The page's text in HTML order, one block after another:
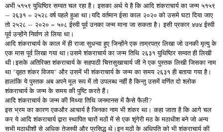
अभी ५१५९ युधिष्ठिर सम्वत चल रहा है। इसका अर्थ ये है कि आदि शंकराचार्य का जन्म ५१५९
– २६३१ = २५२८ वर्ष पहले हुआ था।यदि वर्तमान ईसा काल २०२० को उसमे घटा दिया जाए
तो २५२८ – २०२० = ५०८ ईस्वी पूर्व उनका जन्म माना जा सकता है। इसी प्रकार ४७४ ईस्वी
पूर्व उन्होंने निर्वाण ले लिया था।
आदि शंकराचार्य के काल में ही राजा सुधन्वा हुए जिन्होंने एक ताम्रपत्र लिखा जो उनकी मृत्यु के
एक मास पूर्व लिखा गया था।उसमे शंकराचार्य का जन्म तिथि २६३१ युधिष्ठिर सम्वत ही लिखी
थी।इसके अतिरिक्त शंकराचार्य के सहपाठी चित्तसुखाचार्य जी ने एक पुस्तक लिखी जिसका नाम
था “वृहत शंकर विजय” और उसमें भी शंकराचार्य के जन्म का समय २६३१ ही बताया गया है।
हालांकि ये पुस्तक अब अपने मूल रूप में तो उपलब्ध नहीं है किन्तु उसमें वर्णित दो श्लोक
शंकराचार्य के जन्म के समय की पुष्टि करते हैं।
आदि शंकराचार्य के जन्म की मिथ्या तिथि जनमानस में कैसे फैली?
इस भ्रम का कारण एकऔर आचार्य है जिनका नाम भी शंकर था। कहा जाता है कि आगे चल
कर ये आदि शंकराचार्य द्वारा स्थापित चारों मठों में से एक शृंगेरी मठ के मठाधीश बने जो अन्य
सभी मठाधीशों से अधिक तेजस्वी और प्रसिद्ध थे।इन मठों के अधिपति को भी शंकराचार्य की